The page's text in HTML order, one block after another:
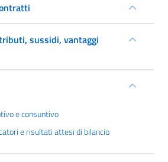
sussidi, vantaggi
e consuntivo
e risultati attesi di bilancio